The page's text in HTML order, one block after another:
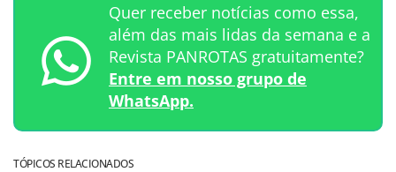
Quer receber notícias como essa,
além das mais lidas da semana e a
Revista PANROTAS gratuitamente?
Entre em nosso grupo de
WhatsApp.
TÓPICOS RELACIONADOS